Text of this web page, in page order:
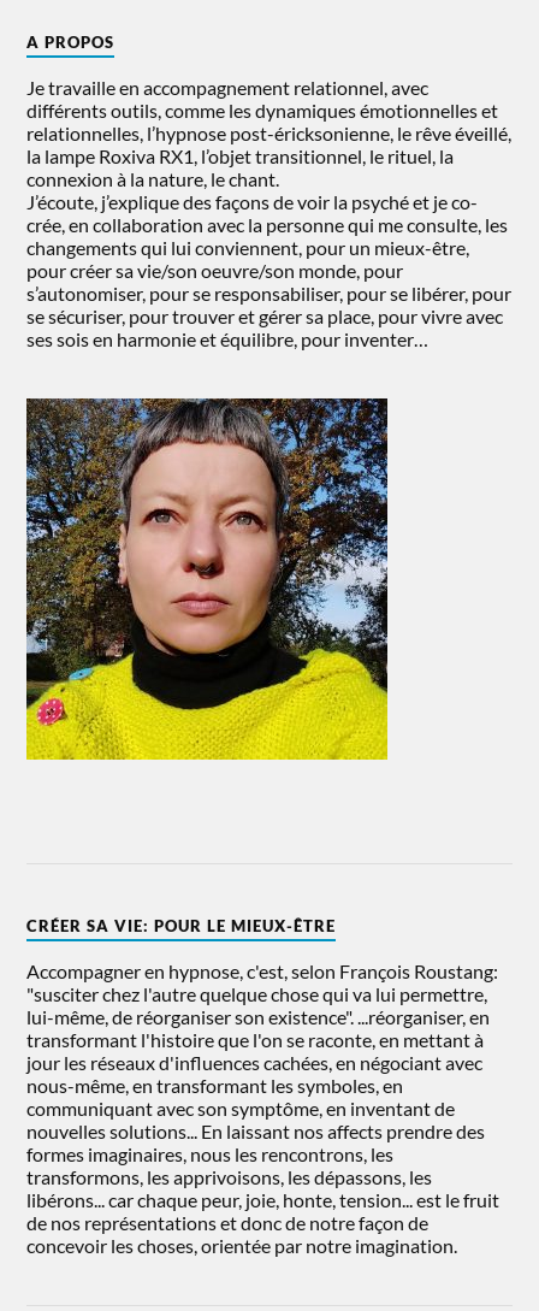
A PROPOS
Je travaille en accompagnement relationnel, avec
différents outils, comme les dynamiques émotionnelles et
relationnelles, l’hypnose post-éricksonienne, le rêve éveillé,
la lampe Roxiva RX1, l’objet transitionnel, le rituel, la
connexion à la nature, le chant.
J’écoute, j’explique des façons de voir la psyché et je co-
crée, en collaboration avec la personne qui me consulte, les
changements qui lui conviennent, pour un mieux-être,
pour créer sa vie/son oeuvre/son monde, pour
s’autonomiser, pour se responsabiliser, pour se libérer, pour
se sécuriser, pour trouver et gérer sa place, pour vivre avec
ses sois en harmonie et équilibre, pour inventer…
CRÉER SA VIE: POUR LE MIEUX-ÊTRE
Accompagner en hypnose, c'est, selon François Roustang:
"susciter chez l'autre quelque chose qui va lui permettre,
lui-même, de réorganiser son existence". ...réorganiser, en
transformant l'histoire que l'on se raconte, en mettant à
jour les réseaux d'influences cachées, en négociant avec
nous-même, en transformant les symboles, en
communiquant avec son symptôme, en inventant de
nouvelles solutions... En laissant nos affects prendre des
formes imaginaires, nous les rencontrons, les
transformons, les apprivoisons, les dépassons, les
libérons... car chaque peur, joie, honte, tension... est le fruit
de nos représentations et donc de notre façon de
concevoir les choses, orientée par notre imagination.